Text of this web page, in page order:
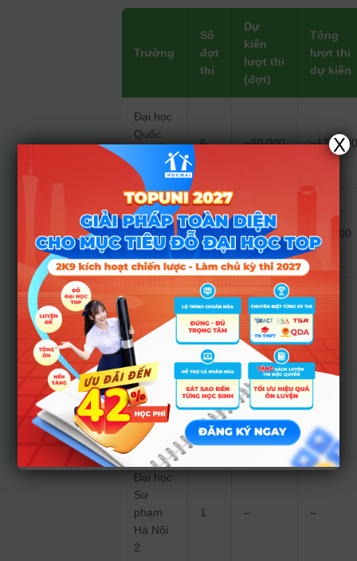
Trường
Số
đợt
thi
Dự
kiến
lượt thi
(đợt)
Tổng
lượt thi
dự kiến
Đại học
Quốc
Nội
6 ~20.000
Đại học
Bách
khoa
Hà Nội
3 ~20.000 ~60.000
Đại học
gia
TP.HCM
2
Đại học
Sư
phạm
TP.HCM
3 –
Đại học
Sư
phạm
Hà Nội
2
1 – –
X